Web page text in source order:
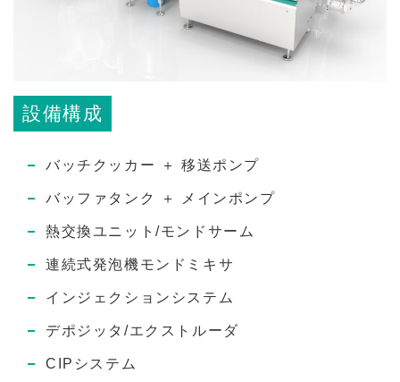
設備構成
バッチクッカー ＋ 移送ポンプ
バッファタンク ＋ メインポンプ
熱交換ユニット/モンドサーム
連続式発泡機モンドミキサ
インジェクションシステム
デポジッタ/エクストルーダ
CIPシステム